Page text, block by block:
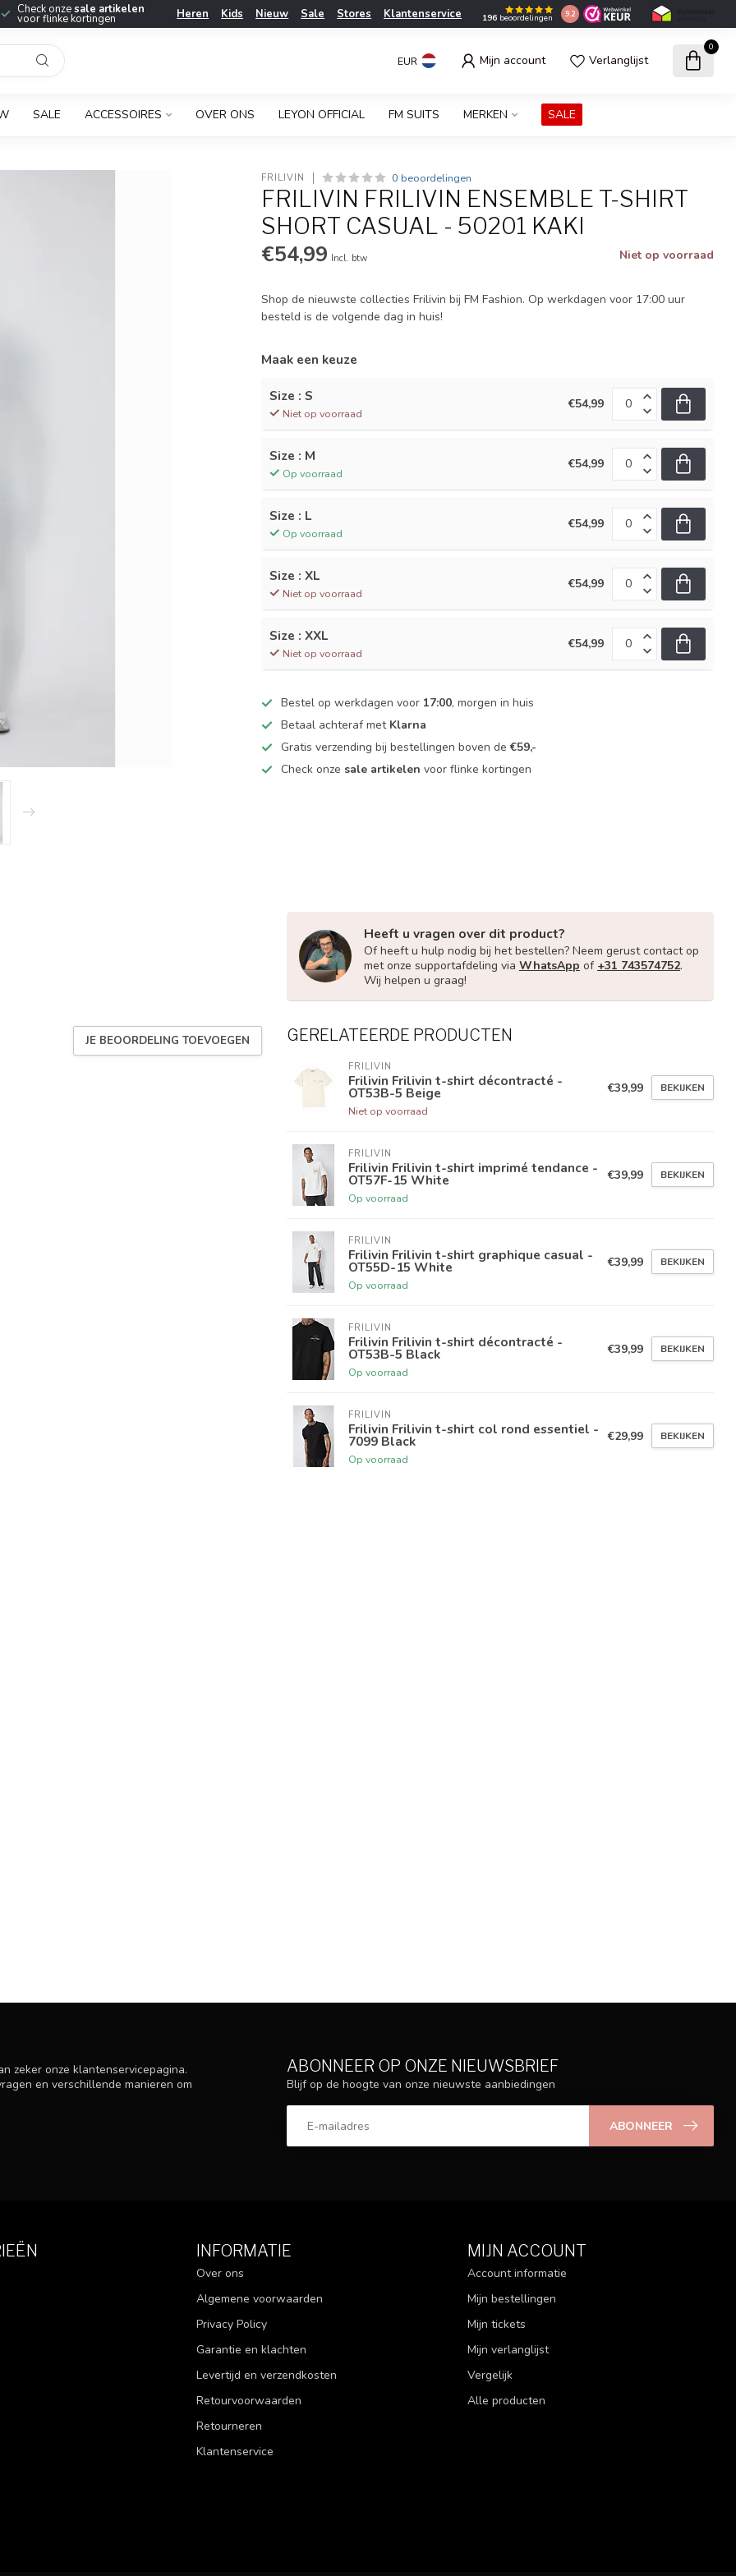
Check onzesale artikelen
voor flinke kortingen Heren Kids Nieuw Sale Stores Klantenservice 196 beoordelingen 9.2
EUR Mijn account Verlanglijst
0
SALE ACCESSOIRES OVER ONS LEYON OFFICIAL FM SUITS MERKEN SALE
FRILIVIN 0 beoordelingen
FRILIVIN FRILIVIN ENSEMBLE T-SHIRT
SHORT CASUAL - 50201 KAKI
€54,99 Incl. btw Niet op voorraad
Shop de nieuwste collecties Frilivin bij FM Fashion. Op werkdagen voor 17:00 uur
besteld is de volgende dag in huis!
Maak een keuze
Size : S
Niet op voorraad
€54,99
Size : M
Op voorraad
€54,99
Size : L
Op voorraad
€54,99
Size : XL
Niet op voorraad
€54,99
Size : XXL
Niet op voorraad
€54,99
Bestel op werkdagen voor 17:00, morgen in huis
Betaal achteraf met Klarna
Gratis verzending bij bestellingen boven de€59,-
Check onze sale artikelen voor flinke kortingen
JE BEOORDELING TOEVOEGEN
Heeft u vragen over dit product?
Of heeft u hulp nodig bij het bestellen? Neem gerust contact op
met onze supportafdeling via WhatsApp of +31 743574752.
Wij helpen u graag!
GERELATEERDE PRODUCTEN
FRILIVIN
Frilivin Frilivin t-shirt décontracté -
OT53B-5 Beige
Niet op voorraad
€39,99 BEKIJKEN
FRILIVIN
Frilivin Frilivin t-shirt imprimé tendance -
OT57F-15 White
Op voorraad
€39,99 BEKIJKEN
FRILIVIN
Frilivin Frilivin t-shirt graphique casual -
OT55D-15 White
Op voorraad
€39,99 BEKIJKEN
FRILIVIN
Frilivin Frilivin t-shirt décontracté -
OT53B-5 Black
Op voorraad
€39,99 BEKIJKEN
FRILIVIN
Frilivin Frilivin t-shirt col rond essentiel -
7099 Black
Op voorraad
€29,99 BEKIJKEN
zeker onze klantenservicepagina.
en verschillende manieren om
ABONNEER OP ONZE NIEUWSBRIEF
Blijf op de hoogte van onze nieuwste aanbiedingen
ABONNEER
INFORMATIE
Over ons
Algemene voorwaarden
Privacy Policy
Garantie en klachten
Levertijd en verzendkosten
Retourvoorwaarden
Retourneren
Klantenservice
MIJN ACCOUNT
Account informatie
Mijn bestellingen
Mijn tickets
Mijn verlanglijst
Vergelijk
Alle producten